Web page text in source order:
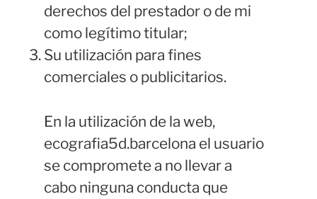
derechos del prestador o de mi
como legítimo titular;
Su utilización para fines
comerciales o publicitarios.
En la utilización de la web,
ecografia5d.barcelona el usuario
se compromete a no llevar a
cabo ninguna conducta que